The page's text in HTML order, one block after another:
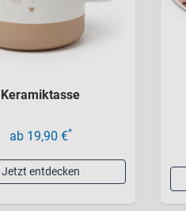
Keramiktasse
ab 19,90 €*
Jetzt entdecken